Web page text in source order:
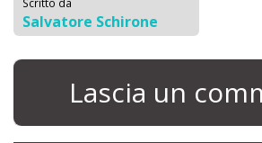
Salvatore Schirone
Lascia un